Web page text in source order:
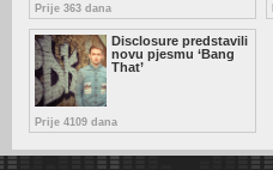
Prije 363 dana
Disclosure predstavili
novu pjesmu ‘Bang
That’
Prije 4109 dana